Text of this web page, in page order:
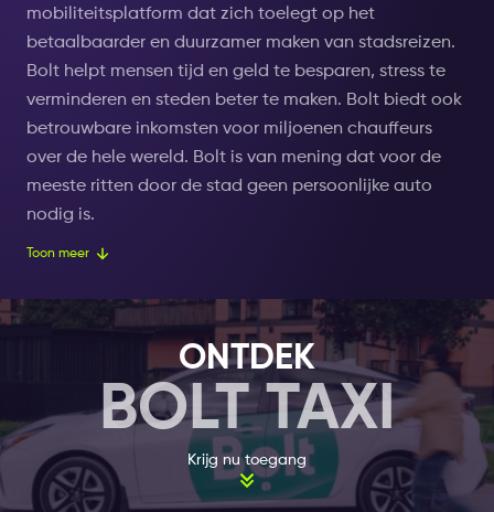
mobiliteitsplatform dat zich toelegt op het
betaalbaarder en duurzamer maken van stadsreizen.
Bolt helpt mensen tijd en geld te besparen, stress te
verminderen en steden beter te maken. Bolt biedt ook
betrouwbare inkomsten voor miljoenen chauffeurs
over de hele wereld. Bolt is van mening dat voor de
meeste ritten door de stad geen persoonlijke auto
nodig is.
niet langer gedwongen worden een auto te kopen om
zich te verplaatsen. Waar mensen de vrijheid hebben
om on-demand gebruik te maken van vervoer. Hierbij
wordt voor elke gelegenheid het beste voertuig
gekozen voor de persoon die in een bolt taxi stapt. De
producten en diensten van Bolt zijn ontworpen om op
een betaalbare, veilige en duurzame manier een
betrouwbare oplossing te bieden voor wereldwijde
Toon meer
ONTDEK
BOLT TAXI
Krijg nu toegang